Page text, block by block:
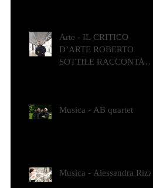
Arte - IL CRITICO
D’ARTE ROBERTO
SOTTILE RACCONTA
Musica - AB quartet
Musica - Alessandra Rizzo